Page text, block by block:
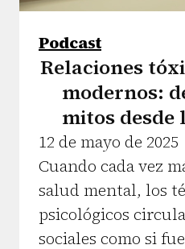
Podcast
Relaciones
modernos:
mitos desde
12 de mayo de 2025
Cuando cada vez
salud mental, los
psicológicos
sociales como si